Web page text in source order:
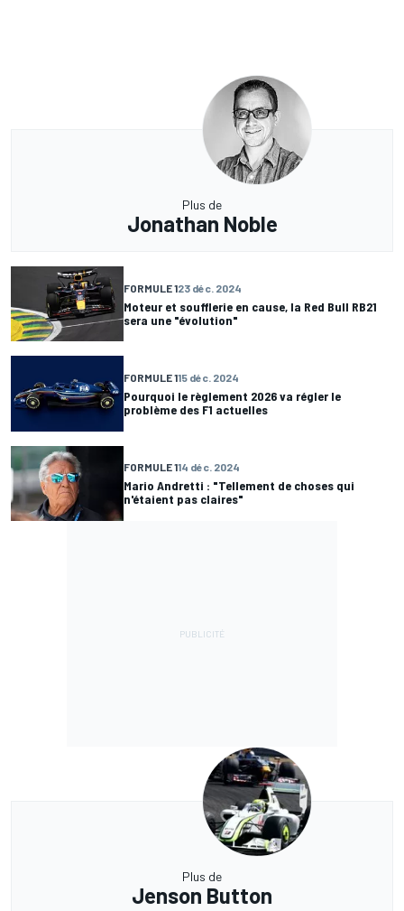
Plus de
Jonathan Noble
FORMULE 123 déc. 2024
Moteur et soufflerie en cause, la Red Bull RB21
sera une "évolution"
FORMULE 115 déc. 2024
Pourquoi le règlement 2026 va régler le
problème des F1 actuelles
FORMULE 114 déc. 2024
Mario Andretti : "Tellement de choses qui
n'étaient pas claires"
Plus de
Jenson Button